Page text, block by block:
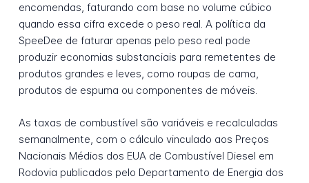
encomendas, faturando com base no volume cúbico
quando essa cifra excede o peso real. A política da
SpeeDee de faturar apenas pelo peso real pode
produzir economias substanciais para remetentes de
produtos grandes e leves, como roupas de cama,
produtos de espuma ou componentes de móveis.
As taxas de combustível são variáveis e recalculadas
semanalmente, com o cálculo vinculado aos Preços
Nacionais Médios dos EUA de Combustível Diesel em
Rodovia publicados pelo Departamento de Energia dos